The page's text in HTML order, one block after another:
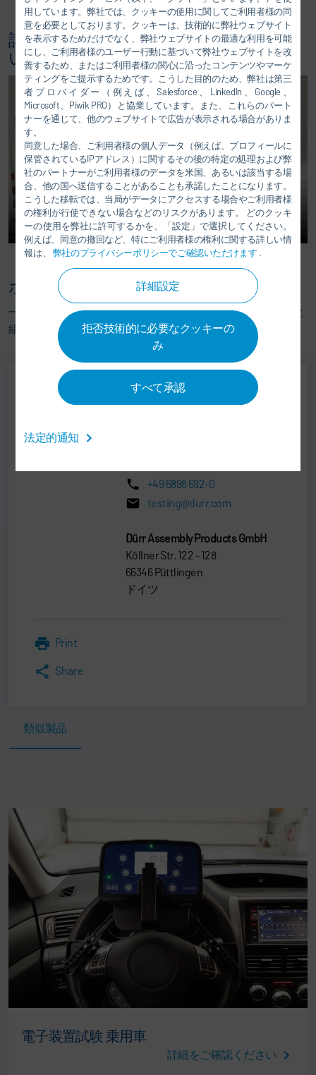
用しています。弊社では、クッキーの使用に関してご利用者様の同
意を必要としております。クッキーは、技術的に弊社ウェブサイト
を表示するためだけでなく、弊社ウェブサイトの最適な利用を可能
にし、ご利用者様のユーザー行動に基づいて弊社ウェブサイトを改
善するため、またはご利用者様の関心に沿ったコンテンツやマーケ
ティングをご提示するためです。こうした目的のため、弊社は第三
者プロバイダー（例えば、Salesforce、LinkedIn、Google、
Microsoft、Piwik PRO）と協業しています。また、これらのパート
ナーを通じて、他のウェブサイトで広告が表示される場合がありま
す。
同意した場合、ご利用者様の個人データ（例えば、プロフィールに
保管されているIPアドレス）に関するその後の特定の処理および弊
社のパートナーがご利用者様のデータを米国、あるいは該当する場
合、他の国へ送信することがあることも承諾したことになります。
こうした移転では、当局がデータにアクセスする場合やご利用者様
の権利が行使できない場合などのリスクがあります。 どのクッキ
ーの使用を弊社に許可するかを、「設定」で選択してください。
例えば、同意の撤回など、特にご利用者様の権利に関する詳しい情
報は、 弊社のプライバシーポリシーでご確認いただけます .
詳細設定
拒否技術的に必要なクッキーの
み
すべて承認
法定的通知
レーン・チェンジ・アシスト
詳しくはx-DASalignビデオでご覧くださ
い。
ホイールアライメントスタンド
一部の試験はシャシージオメトリテストスタンド
と
組み合わせで可能となります。
Jörg Neumann
+49 6898 692-0
testing@durr.com
Dürr Assembly Products GmbH
Köllner Str. 122 - 128
66346 Püttlingen
ドイツ
Print
Share
類似製品
電子装置試験 乗用車
詳細をご確認ください